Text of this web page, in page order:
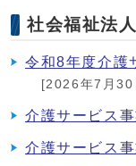
社会福祉法
令和8年度介護
[2026年7月30
介護サービス
介護サービス